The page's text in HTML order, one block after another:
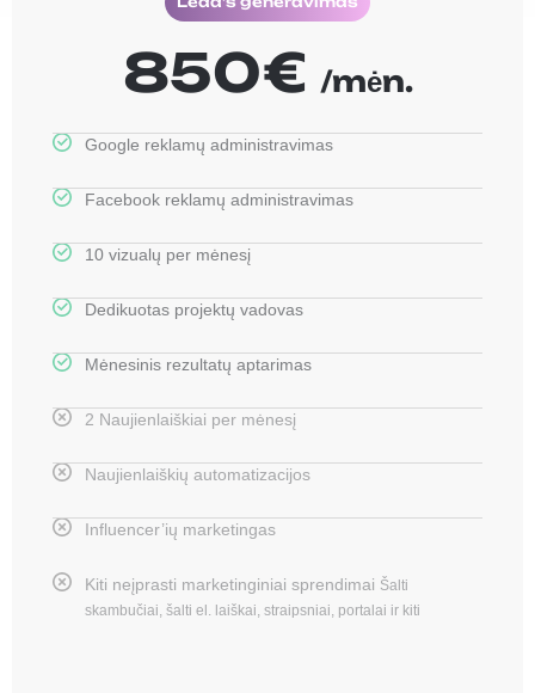
850€ /mėn.
Google reklamų administravimas
Facebook reklamų administravimas
10 vizualų per mėnesį
Dedikuotas projektų vadovas
Mėnesinis rezultatų aptarimas
2 Naujienlaiškiai per mėnesį
Naujienlaiškių automatizacijos
Influencer’ių marketingas
Kiti neįprasti marketinginiai sprendimai Šalti
skambučiai, šalti el. laiškai, straipsniai, portalai ir kiti